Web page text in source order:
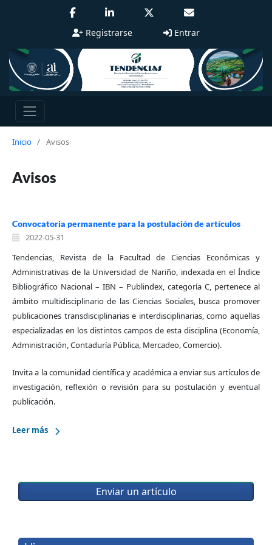
Registrarse Entrar
Inicio / Avisos
Avisos
Convocatoria permanente para la postulación de artículos
2022-05-31
Tendencias, Revista de la Facultad de Ciencias Económicas y
Administrativas de la Universidad de Nariño, indexada en el Índice
Bibliográfico Nacional – IBN – Publindex, categoría C, pertenece al
ámbito multidisciplinario de las Ciencias Sociales, busca promover
publicaciones transdisciplinarias e interdisciplinarias, como aquellas
especializadas en los distintos campos de esta disciplina (Economía,
Administración, Contaduría Pública, Mercadeo, Comercio).
Invita a la comunidad científica y académica a enviar sus artículos de
investigación, reflexión o revisión para su postulación y eventual
publicación.
Leer más
Enviar un artículo